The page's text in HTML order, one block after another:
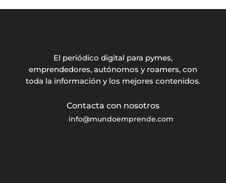
El periódico digital para pymes,
emprendedores, autónomos y roamers, con
toda la información y los mejores contenidos.
info@mundoemprende.com